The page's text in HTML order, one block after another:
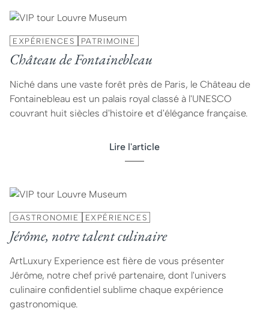
EXPÉRIENCES PATRIMOINE
Château de Fontainebleau
Niché dans une vaste forêt près de Paris, le Château de
Fontainebleau est un palais royal classé à l'UNESCO
couvrant huit siècles d'histoire et d'élégance française.
Lire l'article
GASTRONOMIE EXPÉRIENCES
Jérôme, notre talent culinaire
ArtLuxury Experience est fière de vous présenter
Jérôme, notre chef privé partenaire, dont l'univers
culinaire confidentiel sublime chaque expérience
gastronomique.